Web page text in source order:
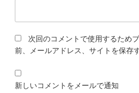
次回のコメントで使用するため
前、メールアドレス、サイトを保存す
新しいコメントをメールで通知